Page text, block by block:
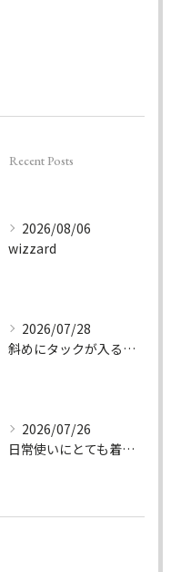
Recent Posts
2026/08/06
wizzard
2026/07/28
斜めにタックが入る事でスカートに綺麗な流れができ、品の良さを...
2026/07/26
日常使いにとても着やすいデニムのセットアップ。